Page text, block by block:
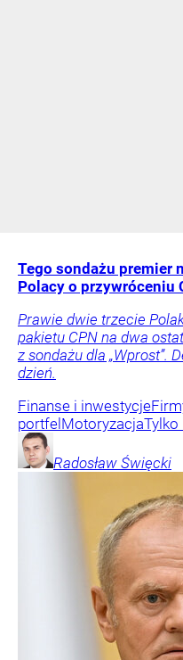
Tego sondażu premier
Polacy o przywróceniu
Prawie dwie trzecie
pakietu CPN na dwa
z sondażu dla „Wprost”.
dzień.
Finanse i inwestycje
portfel MotoryzacjaTylko
Radosław Święcki